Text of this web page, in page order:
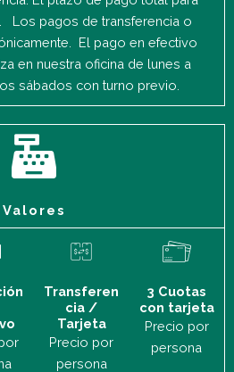
Los pagos de transferencia o
El pago en efectivo
en nuestra oficina de lunes a
sábados con turno previo.
Valores
Transferen
cia /
Tarjeta
Precio por
persona
3 Cuotas
con tarjeta
Precio por
persona